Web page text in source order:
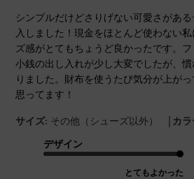
シンプルだけどさりげない可愛さがあ
入しました！現金をほとんど使わない
ズ感がとてもちょうど良かったです。
小銭の出し入れが少し大変でしたが、
りました。財布を使うたび気分が上が
思ってます！
サイズ: その他（シューズ以外） | カ
デザイン
とてもよかった